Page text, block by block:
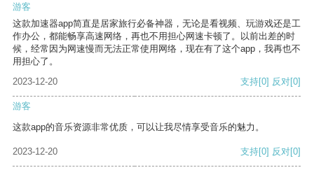
游客
这款加速器app简直是居家旅行必备神器，无论是看视频、玩游戏还是工
作办公，都能畅享高速网络，再也不用担心网速卡顿了。以前出差的时
候，经常因为网速慢而无法正常使用网络，现在有了这个app，我再也不
用担心了。
2023-12-20
支持[0] 反对[0]
游客
这款app的音乐资源非常优质，可以让我尽情享受音乐的魅力。
2023-12-20 支持[0] 反对[0]